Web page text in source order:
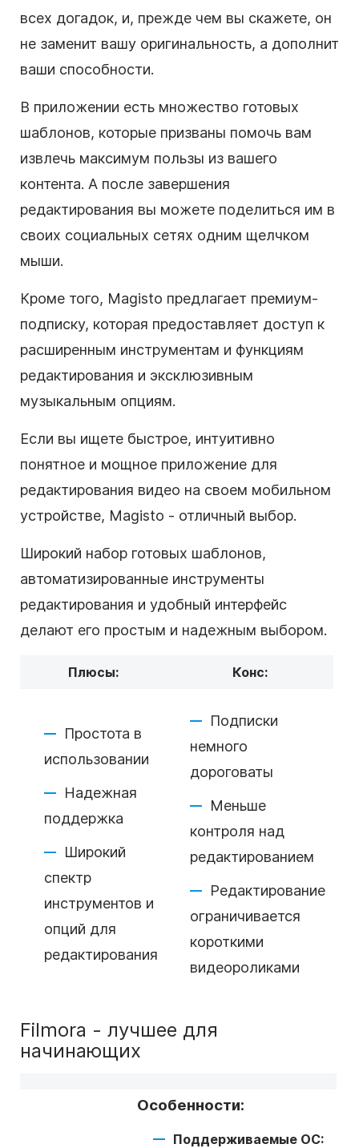
всех догадок, и, прежде чем вы скажете, он
не заменит вашу оригинальность, а дополнит
ваши способности.
В приложении есть множество готовых
шаблонов, которые призваны помочь вам
извлечь максимум пользы из вашего
контента. А после завершения
редактирования вы можете поделиться им в
своих социальных сетях одним щелчком
мыши.
Кроме того, Magisto предлагает премиум-
подписку, которая предоставляет доступ к
расширенным инструментам и функциям
редактирования и эксклюзивным
музыкальным опциям.
Если вы ищете быстрое, интуитивно
понятное и мощное приложение для
редактирования видео на своем мобильном
устройстве, Magisto - отличный выбор.
Широкий набор готовых шаблонов,
автоматизированные инструменты
редактирования и удобный интерфейс
делают его простым и надежным выбором.
Плюсы: Конс:
Простота в
использовании
Надежная
поддержка
Широкий
спектр
инструментов и
опций для
редактирования
Подписки
немного
дороговаты
Меньше
контроля над
редактированием
Редактирование
ограничивается
короткими
видеороликами
Filmora - лучшее для
начинающих
Особенности:
Поддерживаемые ОС: